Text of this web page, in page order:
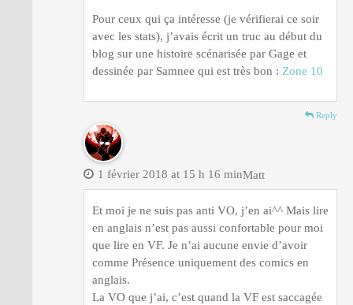
Pour ceux qui ça intéresse (je vérifierai ce soir
avec les stats), j’avais écrit un truc au début du
blog sur une histoire scénarisée par Gage et
dessinée par Samnee qui est très bon : Zone 10
Reply
Matt
1 février 2018 at 15 h 16 min
Et moi je ne suis pas anti VO, j’en ai^^ Mais lire
en anglais n’est pas aussi confortable pour moi
que lire en VF. Je n’ai aucune envie d’avoir
comme Présence uniquement des comics en
anglais.
La VO que j’ai, c’est quand la VF est saccagée